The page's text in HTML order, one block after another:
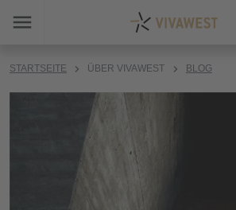
STARTSEITE ÜBER VIVAWEST BLOG